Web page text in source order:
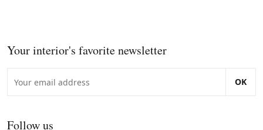
Your interior's favorite newsletter
OK
Follow us